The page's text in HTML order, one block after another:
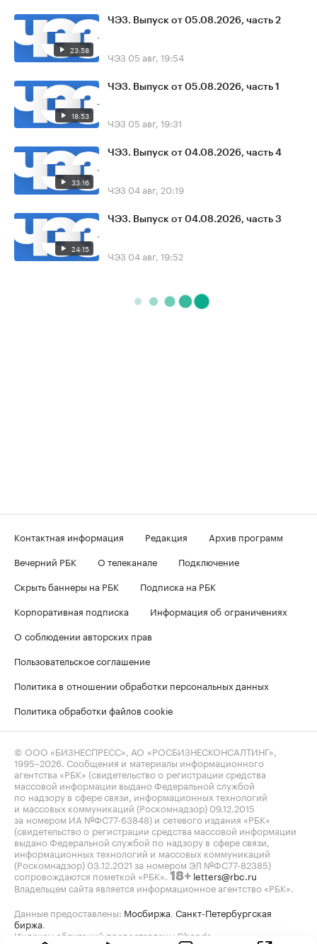
23:58
ЧЭЗ. Выпуск от 05.08.2026, часть 2
ЧЭЗ 05 авг, 19:54
18:53
ЧЭЗ. Выпуск от 05.08.2026, часть 1
ЧЭЗ 05 авг, 19:31
33:16
ЧЭЗ. Выпуск от 04.08.2026, часть 4
ЧЭЗ 04 авг, 20:19
24:15
ЧЭЗ. Выпуск от 04.08.2026, часть 3
ЧЭЗ 04 авг, 19:52
Контактная информация Редакция
Архив программ
Вечерний РБК
О телеканале
Подключение
Скрыть баннеры на РБК
Подписка на РБК
Корпоративная подписка
Информация об ограничениях
О соблюдении авторских прав
Пользовательское соглашение
Политика в отношении обработки персональных данных
Политика обработки файлов cookie
© ООО «БИЗНЕСПРЕСС», АО «РОСБИЗНЕСКОНСАЛТИНГ»,
1995–2026 . Сообщения и материалы информационного
агентства «РБК» (свидетельство о регистрации средства
массовой информации выдано Федеральной службой
по надзору в сфере связи, информационных технологий
и массовых коммуникаций (Роскомнадзор) 09.12.2015
за номером ИА №ФС77-63848) и сетевого издания «РБК»
(свидетельство о регистрации средства массовой информации
выдано Федеральной службой по надзору в сфере связи,
информационных технологий и массовых коммуникаций
(Роскомнадзор) 03.12.2021 за номером ЭЛ №ФС77-82385)
сопровождаются пометкой «РБК». 18+ letters@rbc.ru
Владельцем сайта является информационное агентство «РБК».
Данные предоставлены: Мосбиржа Санкт-Петербургская
биржа
Индексы облигаций предоставлены Cbonds.